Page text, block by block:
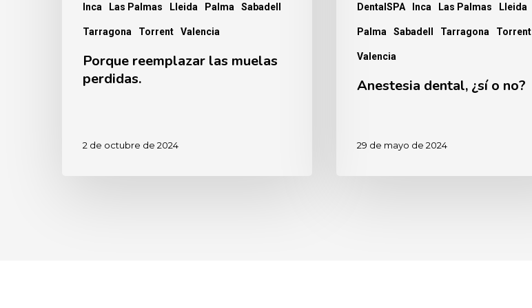
Inca Las Palmas Lleida Palma Sabadell
Tarragona Torrent Valencia
Porque reemplazar las muelas
perdidas.
2 de octubre de 2024
DentalSPA Inca Las Palmas Lleida
Palma Sabadell Tarragona Torrent
Valencia
Anestesia dental, ¿sí o no?
29 de mayo de 2024